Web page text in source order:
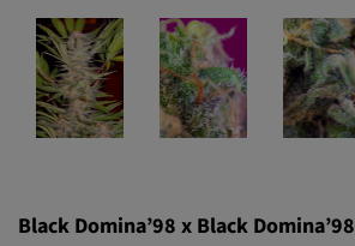
Black Domina’98 x Black Domina’98